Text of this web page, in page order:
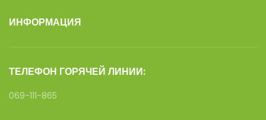
ИНФОРМАЦИЯ
ТЕЛЕФОН ГОРЯЧЕЙ ЛИНИИ:
069-111-865